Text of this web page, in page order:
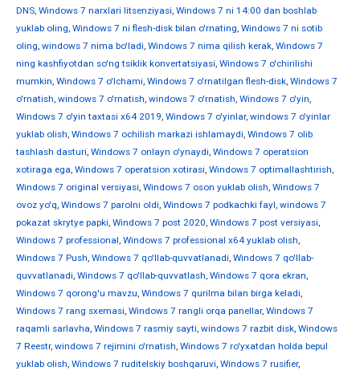
DNS, Windows 7 narxlari litsenziyasi, Windows 7 ni 14:00 dan boshlab
yuklab oling, Windows 7 ni flesh-disk bilan o'rnating, Windows 7 ni sotib
oling, windows 7 nima bo'ladi, Windows 7 nima qilish kerak, Windows 7
ning kashfiyotdan so'ng tsiklik konvertatsiyasi, Windows 7 o'chirilishi
mumkin, Windows 7 o'lchami, Windows 7 o'rnatilgan flesh-disk, Windows 7
o'rnatish, windows 7 o'rnatish, windows 7 o'rnatish, Windows 7 o'yin,
Windows 7 o'yin taxtasi x64 2019, Windows 7 o'yinlar, windows 7 o'yinlar
yuklab olish, Windows 7 ochilish markazi ishlamaydi, Windows 7 olib
tashlash dasturi, Windows 7 onlayn o'ynaydi, Windows 7 operatsion
xotiraga ega, Windows 7 operatsion xotirasi, Windows 7 optimallashtirish,
Windows 7 original versiyasi, Windows 7 oson yuklab olish, Windows 7
ovoz yo'q, Windows 7 parolni oldi, Windows 7 podkachki fayl, windows 7
pokazat skrytye papki, Windows 7 post 2020, Windows 7 post versiyasi,
Windows 7 professional, Windows 7 professional x64 yuklab olish,
Windows 7 Push, Windows 7 qo'llab-quvvatlanadi, Windows 7 qo'llab-
quvvatlanadi, Windows 7 qo'llab-quvvatlash, Windows 7 qora ekran,
Windows 7 qorong'u mavzu, Windows 7 qurilma bilan birga keladi,
Windows 7 rang sxemasi, Windows 7 rangli orqa panellar, Windows 7
raqamli sarlavha, Windows 7 rasmiy sayti, windows 7 razbit disk, Windows
7 Reestr, windows 7 rejimini o'rnatish, Windows 7 ro'yxatdan holda bepul
yuklab olish, Windows 7 ruditelskiy boshqaruvi, Windows 7 rusifier,